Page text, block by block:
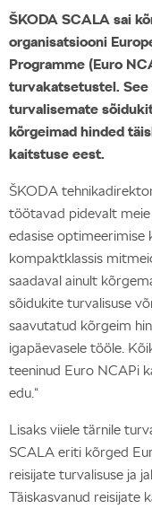
ŠKODA SCALA sai
organisatsiooni
Programme (Euro
turvakatsetustel.
turvalisemate
kõrgeimad hinded
kaitstuse eest.
ŠKODA
töötavad pidevalt
edasise optimeerimise
kompaktklassis
saadaval ainult
sõidukite turvalisuse
saavutatud kõrgeim
igapäevasele tööle.
teeninud Euro NCAPi
edu.“
Lisaks viiele tärnile
SCALA eriti kõrged
reisijate turvalisuse ja
Täiskasvanud reisijate